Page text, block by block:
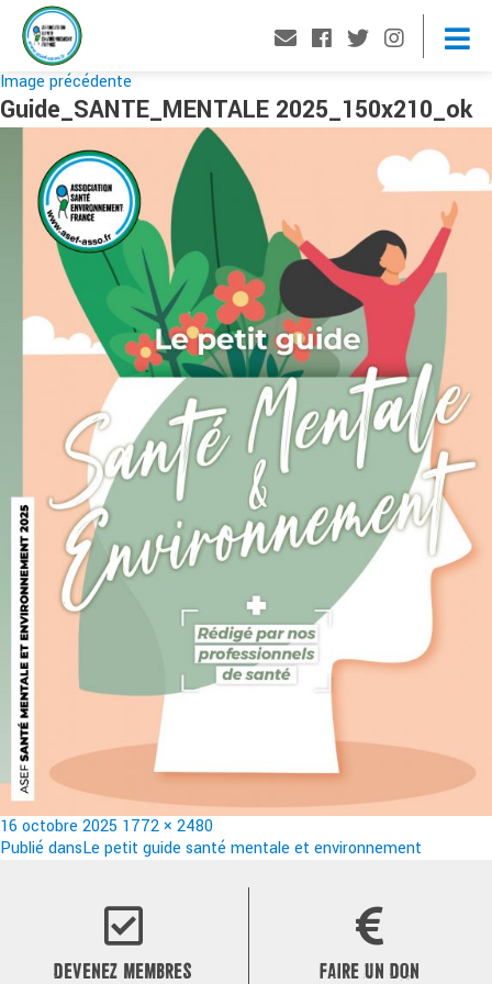
Image précédente
Guide_SANTE_MENTALE 2025_150x210_ok
Publié
le
16 octobre 2025 Taille
réelle
1772 × 2480
Navigation
Publié dansLe petit guide santé mentale et environnement
DEVENEZ MEMBRES FAIRE UN DON